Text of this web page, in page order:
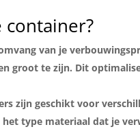
container?
van je
groot te zijn. Dit
zijn geschikt voor
type materiaal dat je